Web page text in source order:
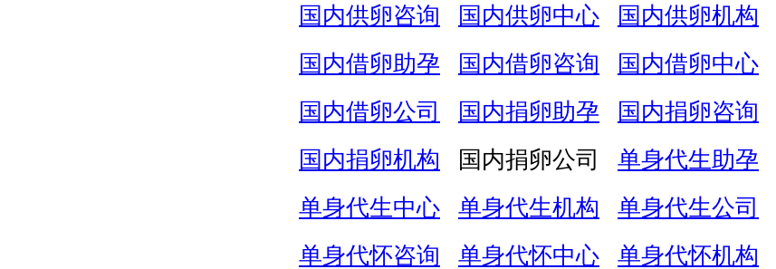
国内供卵咨询
国内供卵中心 国内供卵机构
国内借卵助孕
国内借卵咨询 国内借卵中心
国内借卵公司
国内捐卵助孕 国内捐卵咨询
国内捐卵机构
国内捐卵公司 单身代生助孕
单身代生中心
单身代生机构 单身代生公司
单身代怀咨询
单身代怀中心 单身代怀机构